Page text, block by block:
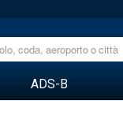
ADS-B